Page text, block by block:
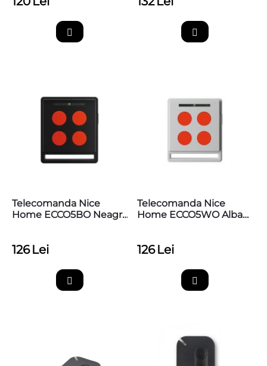
Telecomanda Nice
Home ECCO5BO Neagra
126 Lei
Telecomanda Nice
Home ECCO5WO Alba
126 Lei